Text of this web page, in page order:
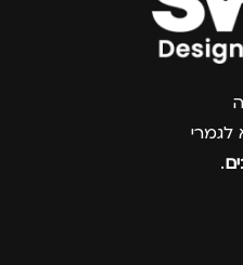
צרפו אותי למועדון
.